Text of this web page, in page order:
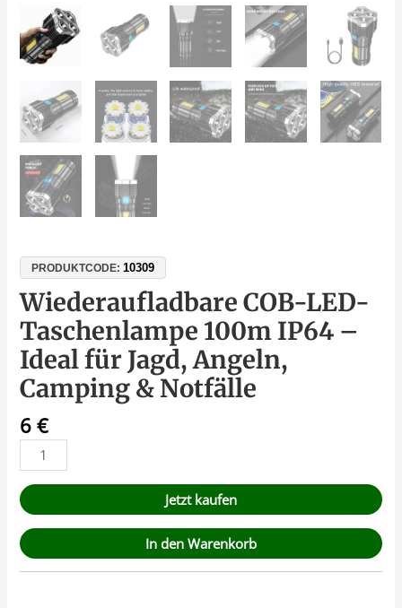
PRODUKTCODE:10309
Wiederaufladbare COB-LED-
Taschenlampe 100m IP64 –
Ideal für Jagd, Angeln,
Camping & Notfälle
6€
Jetzt kaufen
In den Warenkorb